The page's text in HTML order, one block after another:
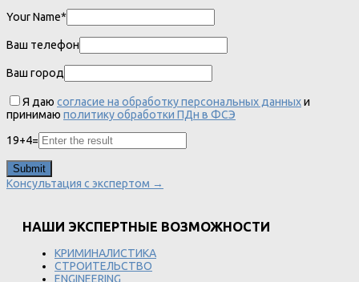
Your Name*
Ваш телефон
Ваш город
Я даю согласие на обработку персональных данныхи
принимаю политику обработки ПДн в ФСЭ
19+4=
Консультация с экспертом →
НАШИ ЭКСПЕРТНЫЕ ВОЗМОЖНОСТИ
КРИМИНАЛИСТИКА
СТРОИТЕЛЬСТВО
ENGINEERING